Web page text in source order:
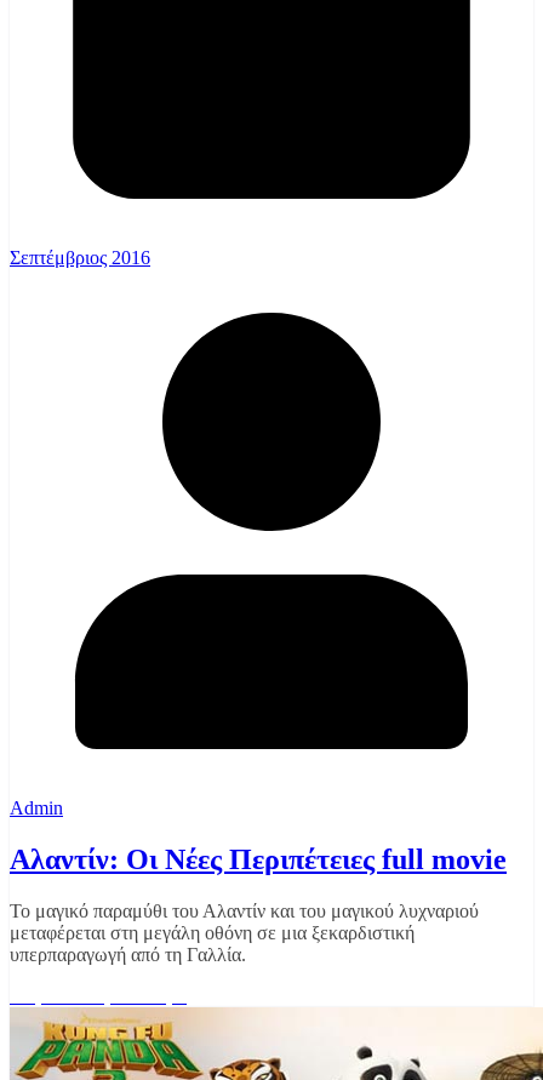
Σεπτέμβριος 2016
Admin
Αλαντίν: Οι Νέες Περιπέτειες full movie
Το μαγικό παραμύθι του Αλαντίν και του μαγικού λυχναριού
μεταφέρεται στη μεγάλη οθόνη σε μια ξεκαρδιστική
υπερπαραγωγή από τη Γαλλία.